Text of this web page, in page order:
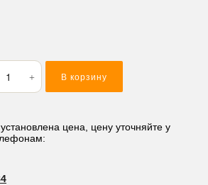
В корзину
цена, цену уточняйте у